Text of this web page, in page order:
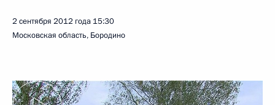
2 сентября 2012 года 15:30
Московская область, Бородино